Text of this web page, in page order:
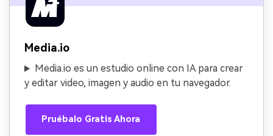
Media.io
Media.io es un estudio online con IA para crear
y editar video, imagen y audio en tu navegador.
Pruébalo Gratis Ahora